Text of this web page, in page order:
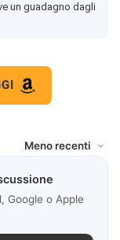
un guadagno dagli
Google o Apple